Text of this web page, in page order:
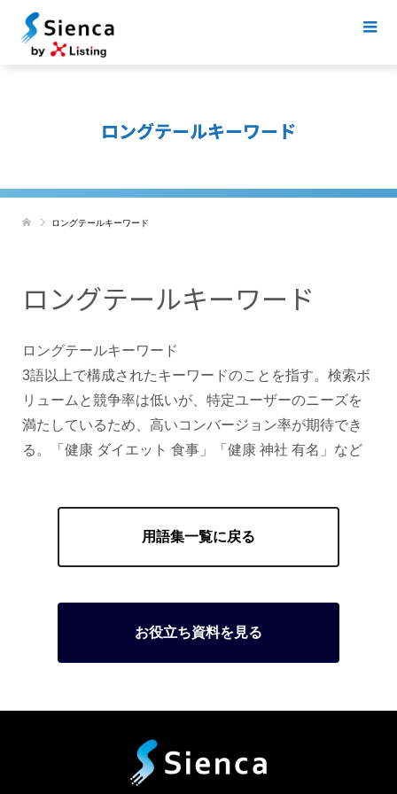
ロングテールキーワード
ロングテールキーワード
ロングテールキーワード
ロングテールキーワード
3語以上で構成されたキーワードのことを指す。検索ボ
リュームと競争率は低いが、特定ユーザーのニーズを
満たしているため、高いコンバージョン率が期待でき
る。「健康 ダイエット 食事」「健康 神社 有名」など
用語集一覧に戻る
お役立ち資料を見る